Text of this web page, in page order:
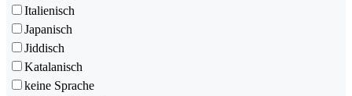
Italienisch
Japanisch
Jiddisch
Katalanisch
keine Sprache